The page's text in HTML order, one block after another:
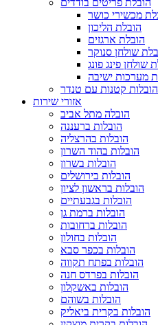
הובלת פריטים בודדים
מכשירי כושר
הובלת הליכון
הובלת ארגזים
שולחן סנוקר
שולחן פינג פונג
מערכות ישיבה
הובלות קטנות עם טנדר
אזורי שירות
הובלה מתל אביב
הובלות ברעננה
הובלות בהרצליה
הובלות בהוד השרון
הובלות בשרון
הובלות בירושלים
הובלות בראשון לציון
הובלות בגבעתיים
הובלות ברמת גן
הובלות ברחובות
הובלות בחולון
הובלות בכפר סבא
הובלות בפתח תקווה
הובלות בפרדס חנה
הובלות באשקלון
הובלות בשוהם
הובלות בקרית ביאליק